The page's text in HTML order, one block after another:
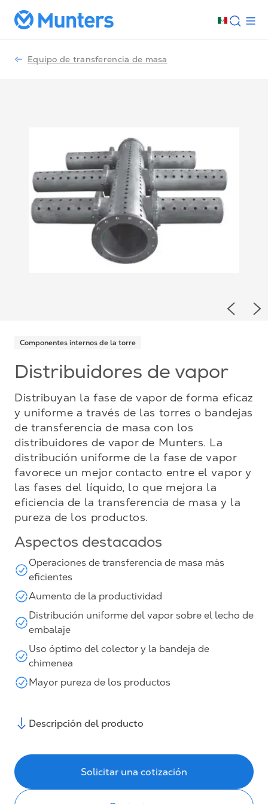
Equipo de transferencia de masa
Componentes internos de la torre
Distribuidores de vapor
Distribuyan la fase de vapor de forma eficaz
y uniforme a través de las torres o bandejas
de transferencia de masa con los
distribuidores de vapor de Munters. La
distribución uniforme de la fase de vapor
favorece un mejor contacto entre el vapor y
las fases del líquido, lo que mejora la
eficiencia de la transferencia de masa y la
pureza de los productos.
Aspectos destacados
Operaciones de transferencia de masa más
eficientes
Aumento de la productividad
Distribución uniforme del vapor sobre el lecho de
embalaje
Uso óptimo del colector y la bandeja de
chimenea
Mayor pureza de los productos
Descripción del producto
Solicitar una cotización